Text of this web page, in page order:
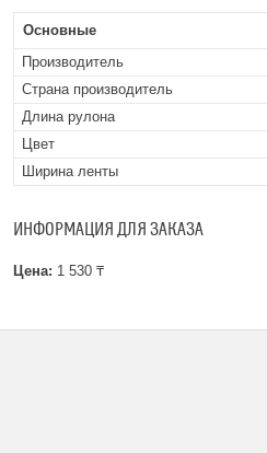
Основные
Производитель
Страна производитель
Длина рулона
Цвет
Ширина ленты
ИНФОРМАЦИЯ ДЛЯ ЗАКАЗА
Цена: 1 530 ₸